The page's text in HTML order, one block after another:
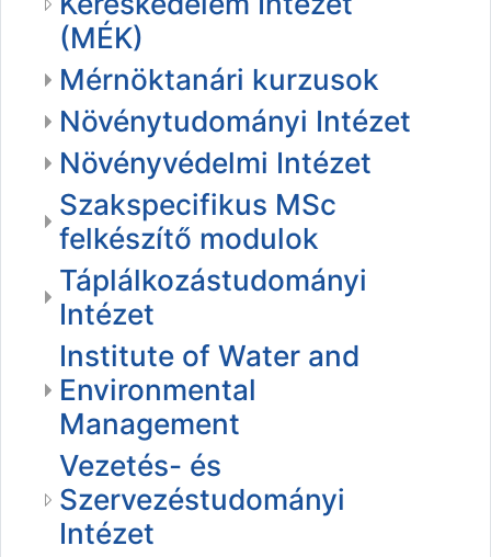
(MÉK)
Mérnöktanári kurzusok
Növénytudományi Intézet
Növényvédelmi Intézet
Szakspecifikus MSc
felkészítő modulok
Táplálkozástudományi
Intézet
Institute of Water and
Environmental
Management
Vezetés- és
Szervezéstudományi
Intézet